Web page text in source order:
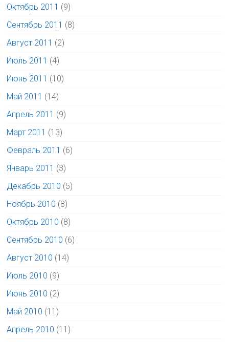
Октябрь 2011 (9)
Сентябрь 2011 (8)
Август 2011 (2)
Июль 2011 (4)
Июнь 2011 (10)
Май 2011 (14)
Апрель 2011 (9)
Март 2011 (13)
Февраль 2011 (6)
Январь 2011 (3)
Декабрь 2010 (5)
Ноябрь 2010 (8)
Октябрь 2010 (8)
Сентябрь 2010 (6)
Август 2010 (14)
Июль 2010 (9)
Июнь 2010 (2)
Май 2010 (11)
Апрель 2010 (11)